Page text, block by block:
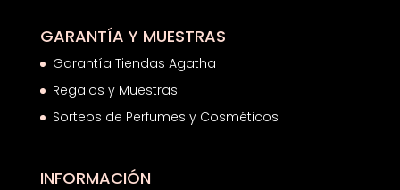
GARANTÍA Y MUESTRAS
Garantía Tiendas Agatha
Regalos y Muestras
Sorteos de Perfumes y Cosméticos
INFORMACIÓN